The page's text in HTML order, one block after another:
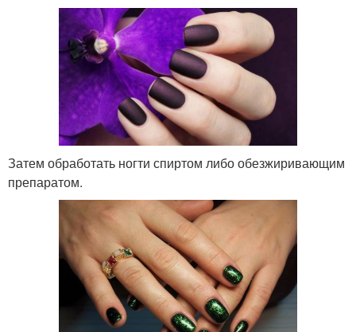
Затем обработать ногти спиртом либо обезжиривающим
препаратом.